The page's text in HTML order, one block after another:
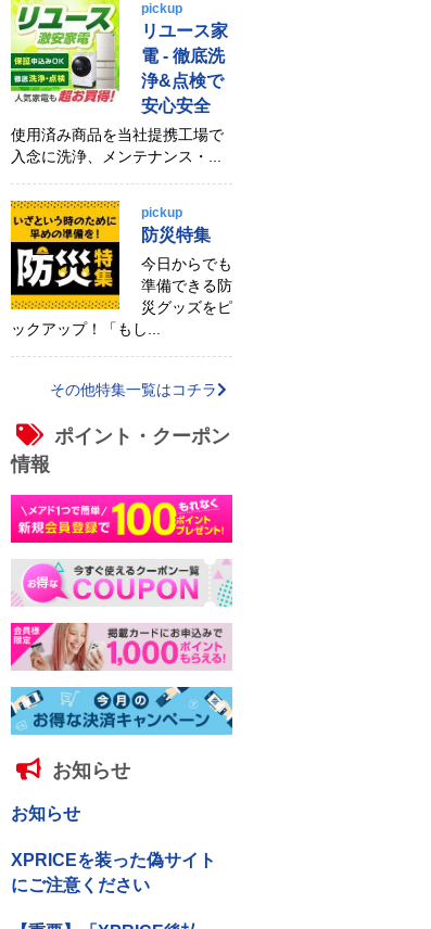
pickup
リユース家
電 - 徹底洗
浄&点検で
安心安全
使用済み商品を当社提携工場で
入念に洗浄、メンテナンス・...
pickup
防災特集
今日からでも
準備できる防
災グッズをピ
ックアップ！「もし...
その他特集一覧はコチラ
ポイント・クーポン
情報
お知らせ
お知らせ
XPRICEを装った偽サイト
にご注意ください